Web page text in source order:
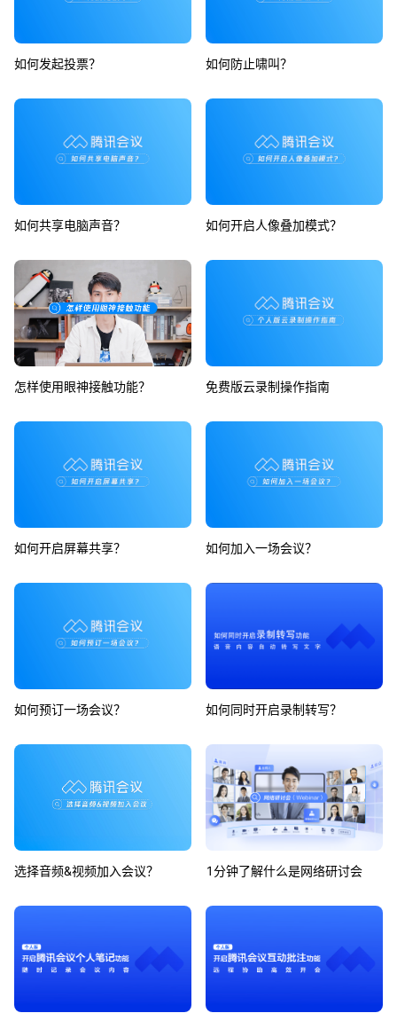
如何发起投票？ 如何防止啸叫？
如何共享电脑声音？ 如何开启人像叠加模式？
怎样使用眼神接触功能？ 免费版云录制操作指南
如何开启屏幕共享？ 如何加入一场会议？
如何预订一场会议？ 如何同时开启录制转写？
选择音频&视频加入会议？ 1分钟了解什么是网络研讨会